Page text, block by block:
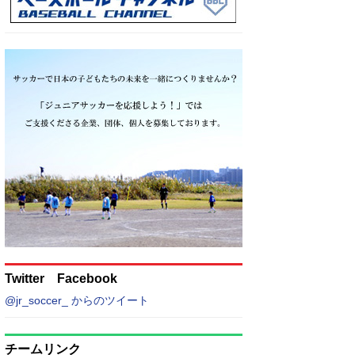
Twitter Facebook
@jr_soccer_ からのツイート
チームリンク